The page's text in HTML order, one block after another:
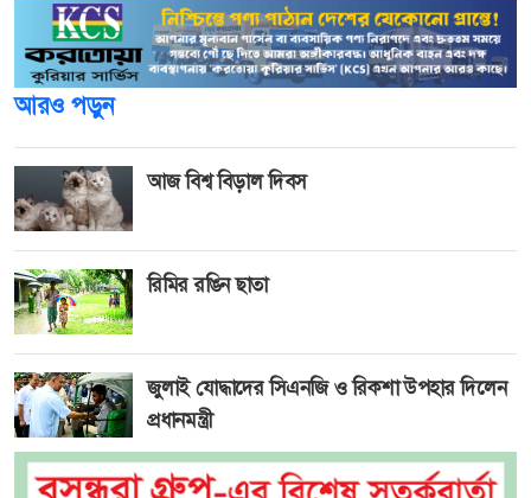
আরও পড়ুন
আজ বিশ্ব বিড়াল দিবস
রিমির রঙিন ছাতা
জুলাই যোদ্ধাদের সিএনজি ও রিকশা উপহার দিলেন
প্রধানমন্ত্রী